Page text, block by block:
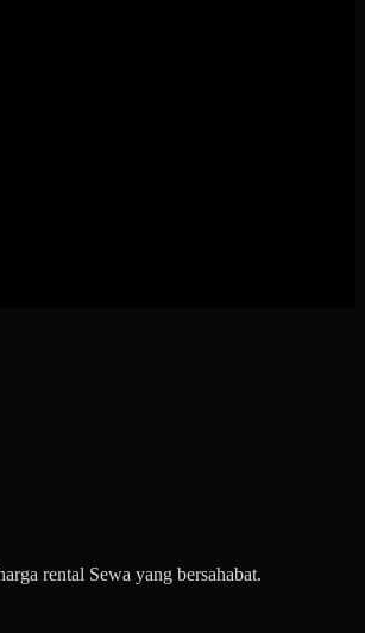
rental Sewa yang bersahabat.